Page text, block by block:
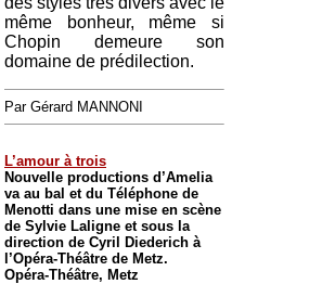
même bonheur, même si
Chopin demeure son
domaine de prédilection.
Par Gérard MANNONI
L’amour à trois
Nouvelle productions d’Amelia
va au bal et du Téléphone de
Menotti dans une mise en scène
de Sylvie Laligne et sous la
direction de Cyril Diederich à
l’Opéra-Théâtre de Metz.
Opéra-Théâtre, Metz